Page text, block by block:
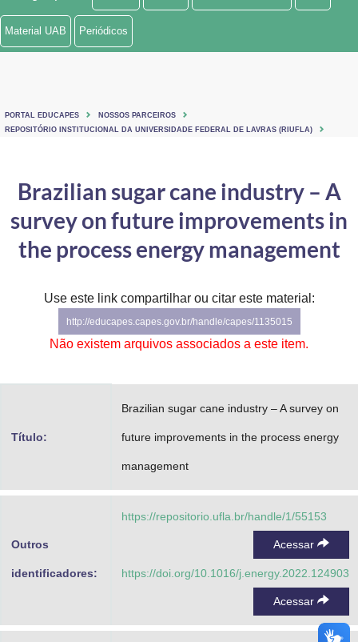
Ministério de Minas e Energia
Ministério do Turismo
Controladoria-Geral da União
Ministério da Mulher, da Família e dos Direitos Humanos
Secretaria de Governo
Gabinete de Segurança Institucional
Planalto
Material UAB Periódicos
PORTAL EDUCAPES
NOSSOS PARCEIROS
REPOSITÓRIO INSTITUCIONAL DA UNIVERSIDADE FEDERAL DE LAVRAS (RIUFLA)
Brazilian sugar cane industry – A
survey on future improvements in
the process energy management
Use este link compartilhar ou citar este material:
http://educapes.capes.gov.br/handle/capes/1135015
Não existem arquivos associados a este item.
Título:
Brazilian sugar cane industry – A survey on
future improvements in the process energy
management
Outros
identificadores:
https://repositorio.ufla.br/handle/1/55153
Acessar
https://doi.org/10.1016/j.energy.2022.124903
Acessar